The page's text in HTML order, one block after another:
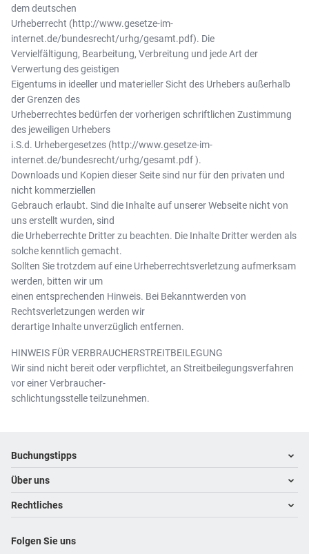
dem deutschen
Urheberrecht (http://www.gesetze-im-
internet.de/bundesrecht/urhg/gesamt.pdf). Die
Vervielfältigung, Bearbeitung, Verbreitung und jede Art der
Verwertung des geistigen
Eigentums in ideeller und materieller Sicht des Urhebers außerhalb
der Grenzen des
Urheberrechtes bedürfen der vorherigen schriftlichen Zustimmung
des jeweiligen Urhebers
i.S.d. Urhebergesetzes (http://www.gesetze-im-
internet.de/bundesrecht/urhg/gesamt.pdf ).
Downloads und Kopien dieser Seite sind nur für den privaten und
nicht kommerziellen
Gebrauch erlaubt. Sind die Inhalte auf unserer Webseite nicht von
uns erstellt wurden, sind
die Urheberrechte Dritter zu beachten. Die Inhalte Dritter werden als
solche kenntlich gemacht.
Sollten Sie trotzdem auf eine Urheberrechtsverletzung aufmerksam
werden, bitten wir um
einen entsprechenden Hinweis. Bei Bekanntwerden von
Rechtsverletzungen werden wir
derartige Inhalte unverzüglich entfernen.
HINWEIS FÜR VERBRAUCHERSTREITBEILEGUNG
Wir sind nicht bereit oder verpflichtet, an Streitbeilegungsverfahren
vor einer Verbraucher-
schlichtungsstelle teilzunehmen.
Footer navigation
Buchungstipps
Warum im Reisebüro buchen
Hoteltipps
Reisewelten
Über uns
Kontakt
Karriere
Rechtliches
Folgen Sie uns